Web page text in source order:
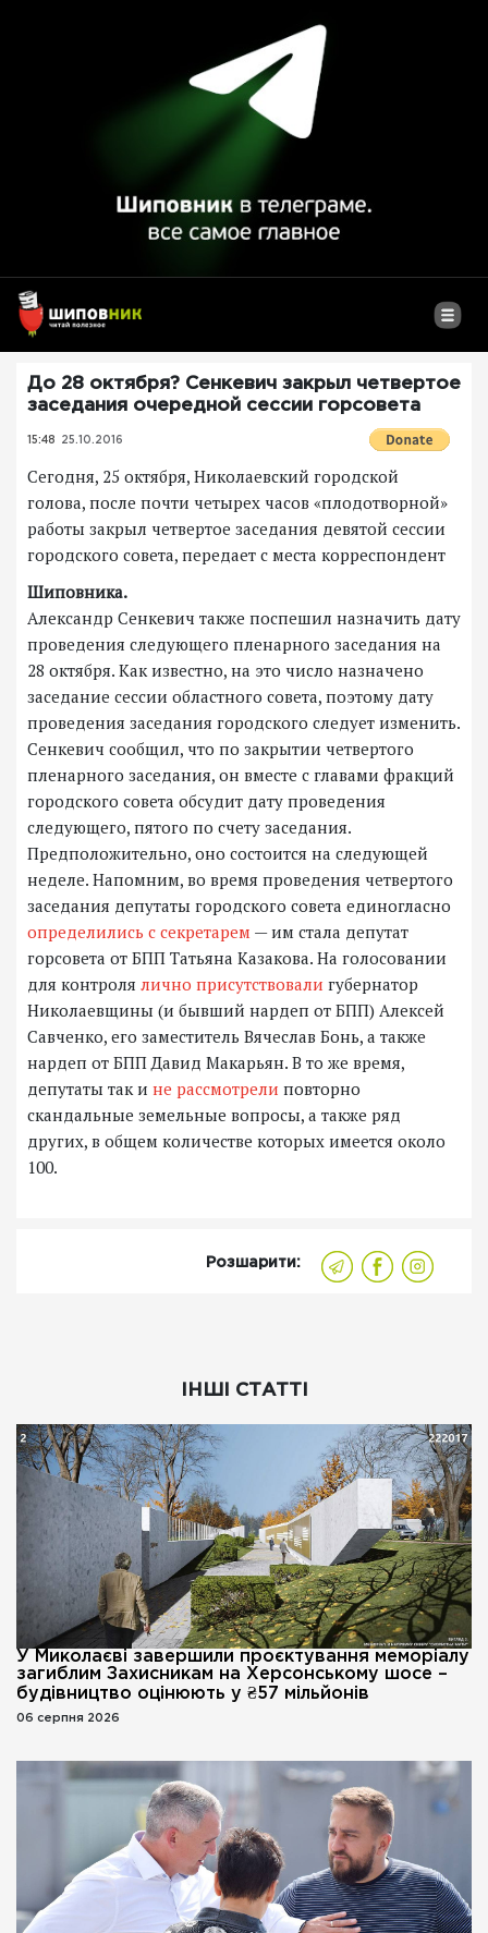
До 28 октября? Сенкевич закрыл четвертое
заседания очередной сессии горсовета
15:48 25.10.2016
Сегодня, 25 октября, Николаевский городской
голова, после почти четырех часов «плодотворной»
работы закрыл четвертое заседания девятой сессии
городского совета, передает с места корреспондент
Шиповника.
Александр Сенкевич также поспешил назначить дату
проведения следующего пленарного заседания на
28 октября. Как известно, на это число назначено
заседание сессии областного совета, поэтому дату
проведения заседания городского следует изменить.
Сенкевич сообщил, что по закрытии четвертого
пленарного заседания, он вместе с главами фракций
городского совета обсудит дату проведения
следующего, пятого по счету заседания.
Предположительно, оно состоится на следующей
неделе. Напомним, во время проведения четвертого
заседания депутаты городского совета единогласно
определились с секретарем — им стала депутат
горсовета от БПП Татьяна Казакова. На голосовании
для контроля лично присутствовали губернатор
Николаевщины (и бывший нардеп от БПП) Алексей
Савченко, его заместитель Вячеслав Бонь, а также
нардеп от БПП Давид Макарьян. В то же время,
депутаты так и не рассмотрели повторно
скандальные земельные вопросы, а также ряд
других, в общем количестве которых имеется около
100.
Розшарити:
ІНШІ СТАТТІ
У Миколаєві завершили проєктування меморіалу
загиблим Захисникам на Херсонському шосе –
будівництво оцінюють у ₴57 мільйонів
06 серпня 2026